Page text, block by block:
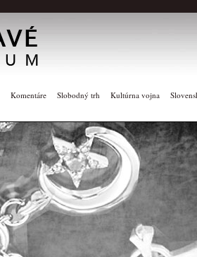
Komentáre Slobodný trh Kultúrna vojna